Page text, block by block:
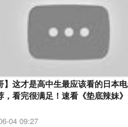
】这才是高中生最应该看的日本
，看完很满足！速看《垫底辣妹》
04 09:27